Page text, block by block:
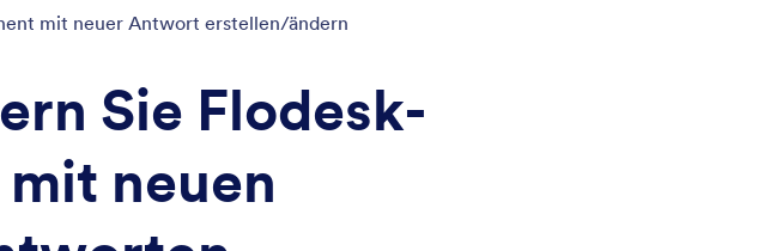
mit neuer Antwort erstellen/ändern
Sie Flodesk-
neuen